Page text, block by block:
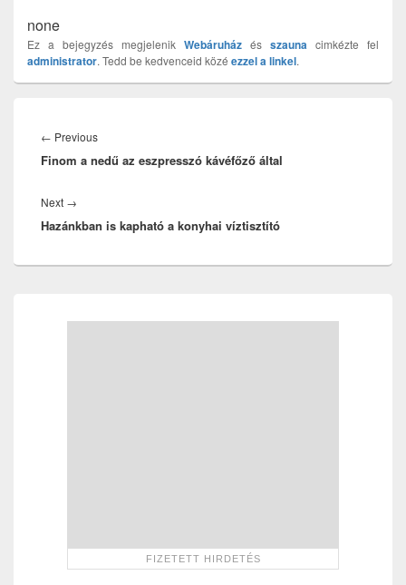
none
Ez a bejegyzés megjelenik Webáruház és szauna cimkézte fel
administrator. Tedd be kedvenceid közé ezzel a linkel.
navigáció
← PreviousPrevious
post:
Finom a nedű az eszpresszó kávéfőző által
Next →
post:
Hazánkban is kapható a konyhai víztisztító